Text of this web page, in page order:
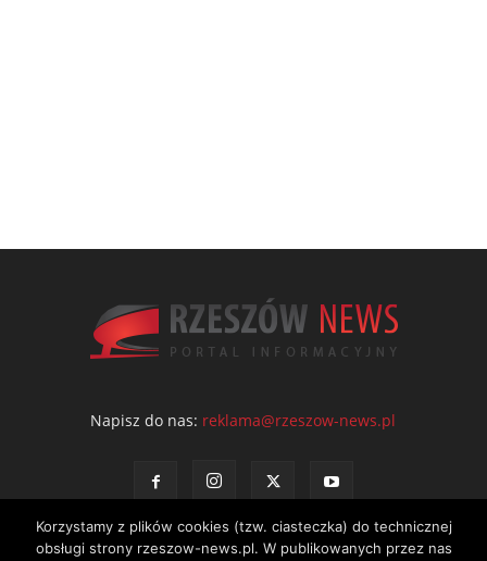
Napisz do nas: reklama@rzeszow-news.pl
Korzystamy z plików cookies (tzw. ciasteczka) do technicznej
obsługi strony rzeszow-news.pl. W publikowanych przez nas